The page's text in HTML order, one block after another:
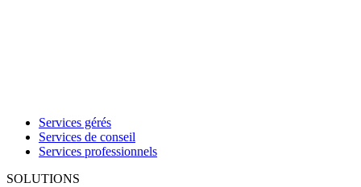
Services gérés
Services de conseil
Services professionnels
SOLUTIONS